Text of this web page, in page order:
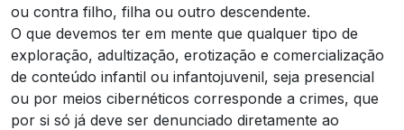
ou contra filho, filha ou outro descendente.
O que devemos ter em mente que qualquer tipo de
exploração, adultização, erotização e comercialização
de conteúdo infantil ou infantojuvenil, seja presencial
ou por meios cibernéticos corresponde a crimes, que
por si só já deve ser denunciado diretamente ao